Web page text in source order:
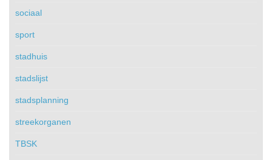
sociaal
sport
stadhuis
stadslijst
stadsplanning
streekorganen
TBSK